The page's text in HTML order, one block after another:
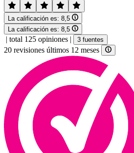
La calificación es: 8,5
La calificación es: 8,5
| total 125 opiniones | 3 fuentes
20 revisiones últimos 12 meses